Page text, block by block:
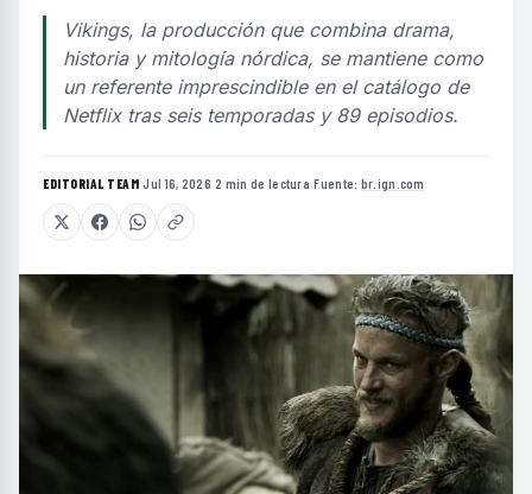
Vikings, la producción que combina drama,
historia y mitología nórdica, se mantiene como
un referente imprescindible en el catálogo de
Netflix tras seis temporadas y 89 episodios.
EDITORIAL TEAM·Jul 16, 2026·2 min de lectura·Fuente: br.ign.com